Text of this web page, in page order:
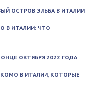
ОСТРОВ ЭЛЬБА В ИТАЛИИ
В ИТАЛИИ: ЧТО
ОКТЯБРЯ 2022 ГОДА
В ИТАЛИИ, КОТОРЫЕ